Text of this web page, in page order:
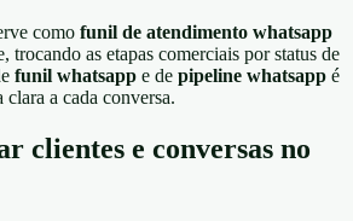
como funil de atendimento whatsapp
trocando as etapas comerciais por status de
funil whatsapp e de pipeline whatsapp é
clara a cada conversa.
clientes e conversas no